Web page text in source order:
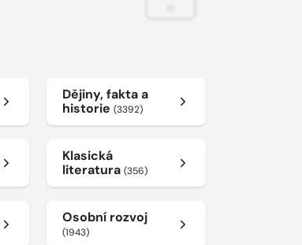
Dějiny, fakta a
historie (3392)
Klasická
literatura (356)
Osobní rozvoj
(1943)